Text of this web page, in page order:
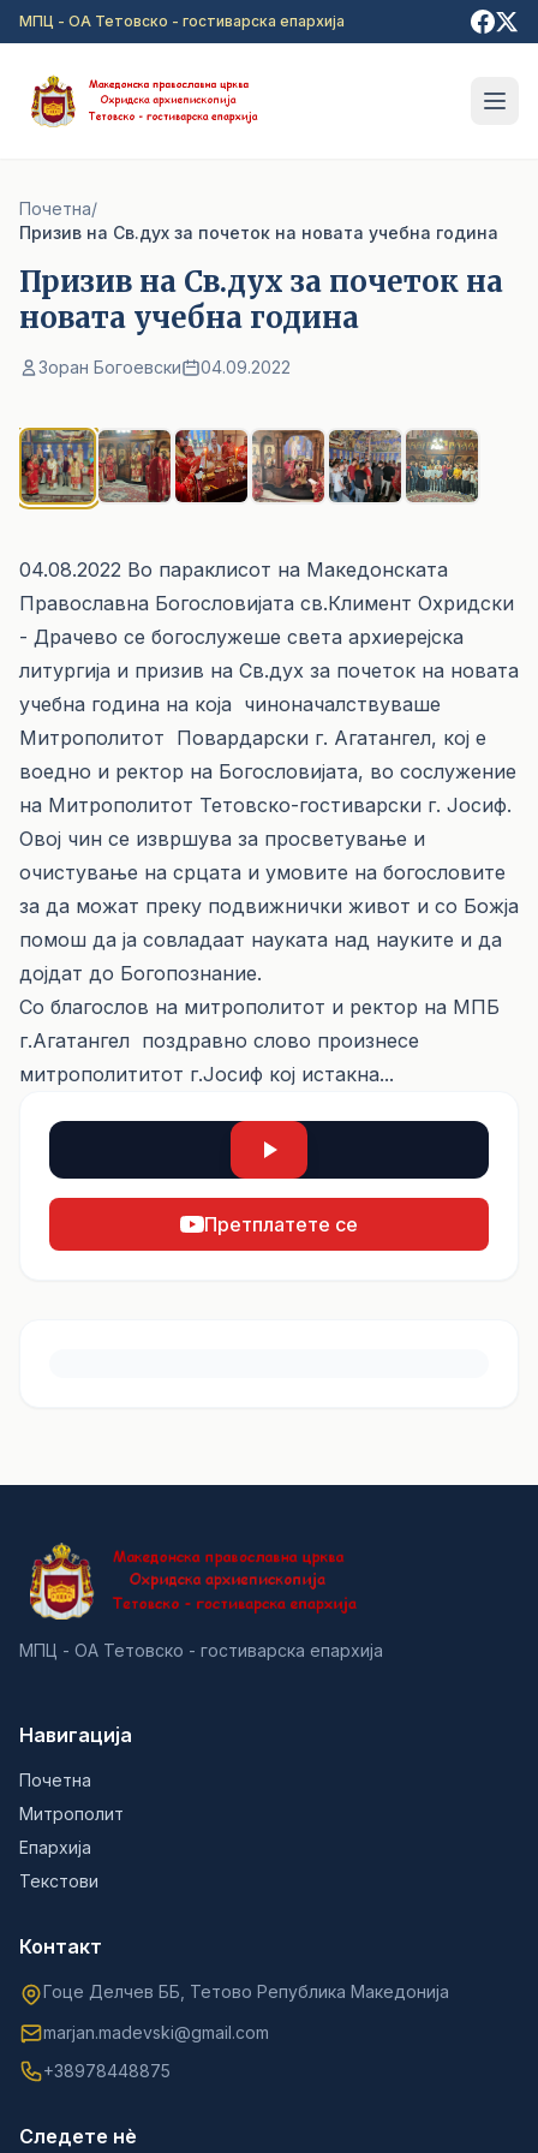
Прејди на главна содржина
МПЦ - ОА Тетовско - гостиварска епархија
Почетна/
Призив на Св.дух за почеток на новата учебна година
Призив на Св.дух за почеток на
новата учебна година
Зоран Богоевски 04.09.2022
04.08.2022 Во параклисот на Македонската
Православна Богословијата св.Климент Охридски
- Драчево се богослужеше света архиерејска
литургија и призив на Св.дух за почеток на новата
учебна година на која чиноначалствуваше
Митрополитот Повардарски г. Агатангел, кој е
воедно и ректор на Богословијата, во сослужение
на Митрополитот Тетовско-гостиварски г. Јосиф.
Овој чин се извршува за просветување и
очистување на срцата и умовите на богословите
за да можат преку подвижнички живот и со Божја
помош да ја совладаат науката над науките и да
дојдат до Богопознание.
Со благослов на митрополитот и ректор на МПБ
г.Агатангел поздравно слово произнесе
митрополититот г.Јосиф кој истакна...
Претплатете се
МПЦ - ОА Тетовско - гостиварска епархија
Навигација
Почетна
Митрополит
Епархија
Текстови
Контакт
Гоце Делчев ББ, Тетово Република Македонија
marjan.madevski@gmail.com
+38978448875
Следете нè